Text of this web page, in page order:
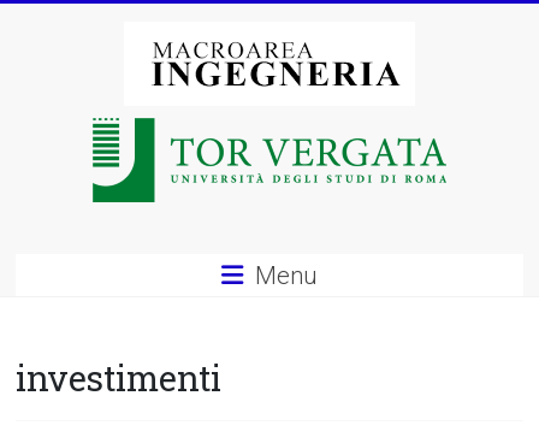
Macroarea
degli
Menu
investimenti